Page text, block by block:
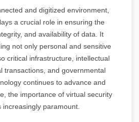
and digitized environment,
a crucial role in ensuring the
and availability of data. It
not only personal and sensitive
critical infrastructure, intellectual
transactions, and governmental
continues to advance and
the importance of virtual security
increasingly paramount.